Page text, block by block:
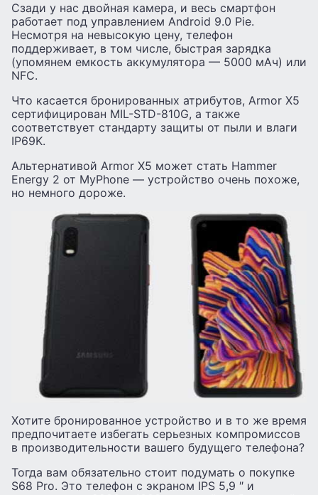
Сзади у нас двойная камера, и весь смартфон
работает под управлением Android 9.0 Pie.
Несмотря на невысокую цену, телефон
поддерживает, в том числе, быстрая зарядка
(упомянем емкость аккумулятора — 5000 мАч) или
NFC.
Что касается бронированных атрибутов, Armor X5
сертифицирован MIL-STD-810G, а также
соответствует стандарту защиты от пыли и влаги
IP69K.
Альтернативой Armor X5 может стать Hammer
Energy 2 от MyPhone — устройство очень похоже,
но немного дороже.
Хотите бронированное устройство и в то же время
предпочитаете избегать серьезных компромиссов
в производительности вашего будущего телефона?
Тогда вам обязательно стоит подумать о покупке
S68 Pro. Это телефон с экраном IPS 5,9 ″ и